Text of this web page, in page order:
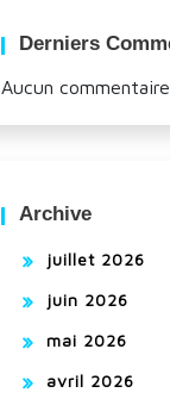
Derniers
Aucun
Archive
juillet 2026
juin 2026
mai 2026
avril 2026